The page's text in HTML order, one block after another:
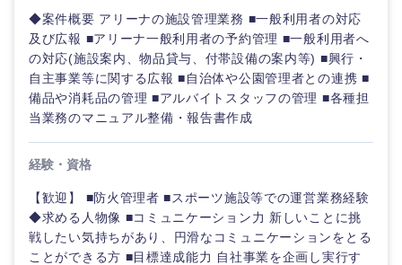
◆案件概要 アリーナの施設管理業務 ■一般利用者の対応
及び広報 ■アリーナ一般利用者の予約管理 ■一般利用者へ
の対応(施設案内、物品貸与、付帯設備の案内等) ■興行・
自主事業等に関する広報 ■自治体や公園管理者との連携 ■
備品や消耗品の管理 ■アルバイトスタッフの管理 ■各種担
当業務のマニュアル整備・報告書作成
経験・資格
【歓迎】 ■防火管理者 ■スポーツ施設等での運営業務経験
◆求める人物像 ■コミュニケーション力 新しいことに挑
戦したい気持ちがあり、円滑なコミュニケーションをとる
ことができる方 ■目標達成能力 自社事業を企画し実行す